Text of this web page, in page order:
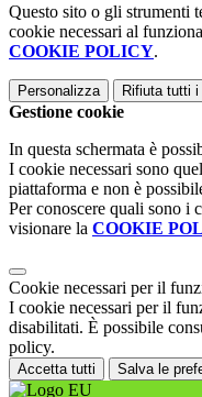
Questo sito o gli strumenti
cookie necessari al
COOKIE POLICY.
Personalizza Rifiuta tutti i
Gestione cookie
In questa schermata è
I cookie necessari sono
piattaforma e non è
Per conoscere quali sono i
visionare la COOKIE
Cookie necessari per il
I cookie necessari per il
disabilitati. È possibile
policy.
Accetta tutti Salva le